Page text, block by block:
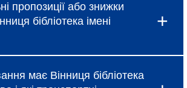
Wi-Fi, щоденне прибирання та
Крім того, в Вінниця
Тімірязєва доступні додаткові
бар, спа-салон, фітнес-
зали та трансфер до
пропозиції або знижки
бібліотека імені
акційні тарифи, знижки при
має Вінниця бібліотека